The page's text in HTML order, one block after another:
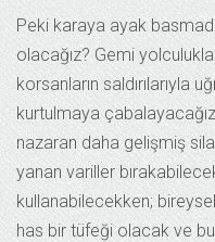
Peki karaya ayak
olacağız? Gemi
korsanların saldırılarıyla
kurtulmaya
nazaran daha gelişmiş
yanan variller
kullanabilecekken;
has bir tüfeği olacak ve